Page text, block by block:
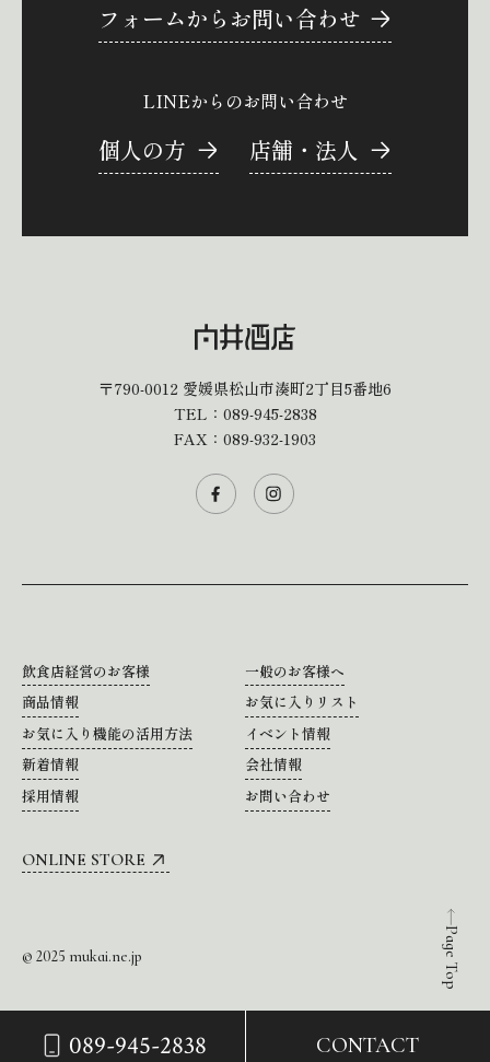
089-945-2838 CONTACT
Page Top
フォームからお問い合わせ
LINEからのお問い合わせ
個人の方 店舗・法人
〒790-0012 愛媛県松山市湊町2丁目5番地6
TEL： 089-945-2838
FAX：089-932-1903
飲食店経営のお客様
一般のお客様へ
商品情報
お気に入りリスト
お気に入り機能の活用方法
イベント情報
新着情報
会社情報
採用情報
お問い合わせ
ONLINE STORE
© 2025 mukai.ne.jp